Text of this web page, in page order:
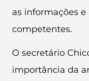
as informações
competentes.
O secretário
importância da